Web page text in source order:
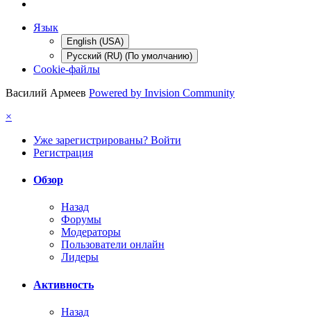
Язык
English (USA)
Русский (RU) (По умолчанию)
Cookie-файлы
Василий Армеев Powered by Invision Community
×
Уже зарегистрированы? Войти
Регистрация
Обзор
Назад
Форумы
Модераторы
Пользователи онлайн
Лидеры
Активность
Назад